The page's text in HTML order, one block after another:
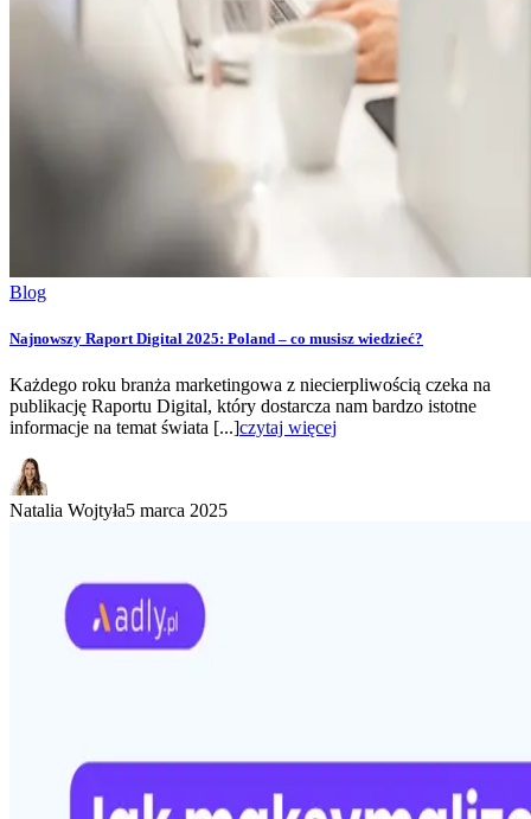
Blog
Najnowszy Raport Digital 2025: Poland – co musisz wiedzieć?
Każdego roku branża marketingowa z niecierpliwością czeka na
publikację Raportu Digital, który dostarcza nam bardzo istotne
informacje na temat świata [...]czytaj więcej
Natalia Wojtyła5 marca 2025